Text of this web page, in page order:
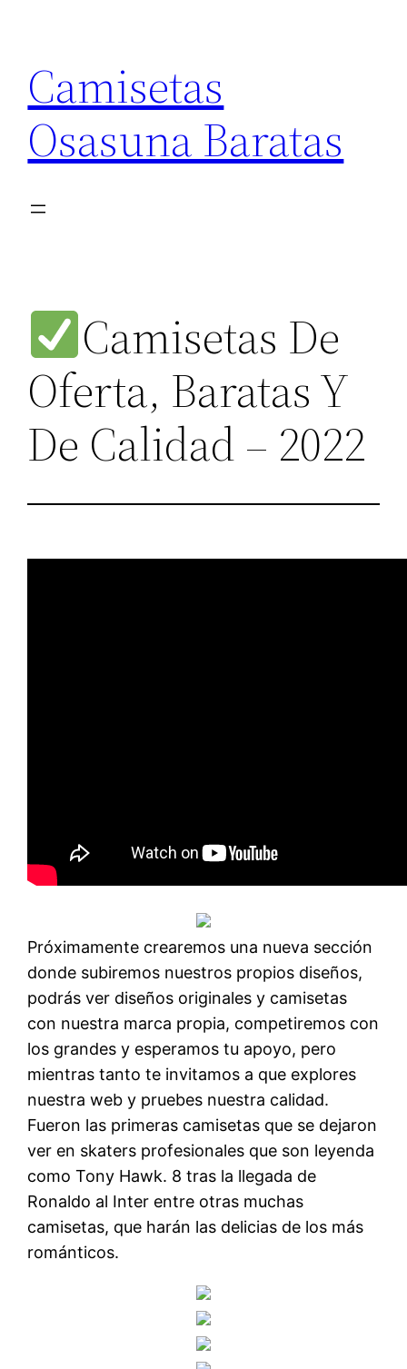
contenido
Camisetas
Osasuna Baratas
Camisetas De
Oferta, Baratas Y
De Calidad – 2022
Próximamente crearemos una nueva sección
donde subiremos nuestros propios diseños,
podrás ver diseños originales y camisetas
con nuestra marca propia, competiremos con
los grandes y esperamos tu apoyo, pero
mientras tanto te invitamos a que explores
nuestra web y pruebes nuestra calidad.
Fueron las primeras camisetas que se dejaron
ver en skaters profesionales que son leyenda
como Tony Hawk. 8 tras la llegada de
Ronaldo al Inter entre otras muchas
camisetas, que harán las delicias de los más
románticos.